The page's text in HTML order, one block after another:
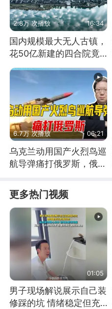
2.8万 次播放 16:34
国内规模最大无人古镇，
花50亿新建的四合院竟
没人住，发生了啥
6.7万 次播放 06:21
乌克兰动用国产火烈鸟巡
航导弹痛打俄罗斯，俄军
更多热门视频
01:05
男子现场解说展示自己装
修踩的坑 情绪稳定但充